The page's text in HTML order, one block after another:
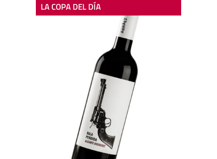
LA COPA DEL DÍA